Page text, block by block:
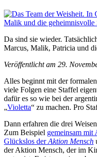
Da sind sie wieder.
Marcus, Malik, Patricia und
Veröffentlicht am 29.
Alles beginnt mit der
viele Folgen eine Staffel
dafür es so wie bei der
„Violetta“ zu machen. Pro
Dann erfahren die drei
Zum Beispiel gemeinsam mit
Glückslos derAktion Mensch
der Aktion Mensch, der im